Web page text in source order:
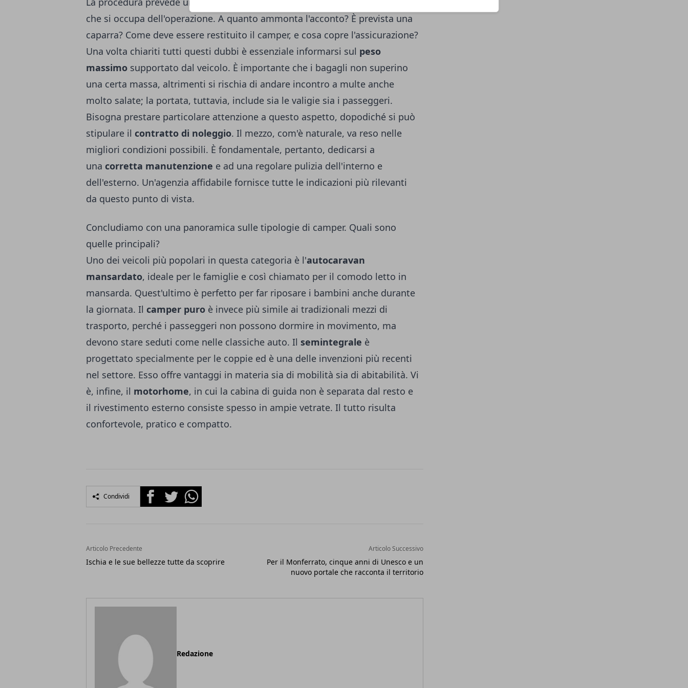
che si occupa dell'operazione. A quanto ammonta l'acconto? È prevista una
caparra? Come deve essere restituito il camper, e cosa copre l'assicurazione?
Una volta chiariti tutti questi dubbi è essenziale informarsi sul peso
massimo supportato dal veicolo. È importante che i bagagli non superino
una certa massa, altrimenti si rischia di andare incontro a multe anche
molto salate; la portata, tuttavia, include sia le valigie sia i passeggeri.
Bisogna prestare particolare attenzione a questo aspetto, dopodiché si può
stipulare il contratto di noleggio. Il mezzo, com'è naturale, va reso nelle
migliori condizioni possibili. È fondamentale, pertanto, dedicarsi a
una corretta manutenzione e ad una regolare pulizia dell'interno e
dell'esterno. Un'agenzia affidabile fornisce tutte le indicazioni più rilevanti
da questo punto di vista.
Concludiamo con una panoramica sulle tipologie di camper. Quali sono
quelle principali?
Uno dei veicoli più popolari in questa categoria è l'autocaravan
mansardato, ideale per le famiglie e così chiamato per il comodo letto in
mansarda. Quest'ultimo è perfetto per far riposare i bambini anche durante
la giornata. Il camper puro è invece più simile ai tradizionali mezzi di
trasporto, perché i passeggeri non possono dormire in movimento, ma
devono stare seduti come nelle classiche auto. Il semintegrale è
progettato specialmente per le coppie ed è una delle invenzioni più recenti
nel settore. Esso offre vantaggi in materia sia di mobilità sia di abitabilità. Vi
è, infine, il motorhome, in cui la cabina di guida non è separata dal resto e
il rivestimento esterno consiste spesso in ampie vetrate. Il tutto risulta
confortevole, pratico e compatto.
Condividi FacebookTwitterWhatsapp
Articolo Precedente
Ischia e le sue bellezze tutte da scoprire
Articolo Successivo
Per il Monferrato, cinque anni di Unesco e un
nuovo portale che racconta il territorio
Redazione